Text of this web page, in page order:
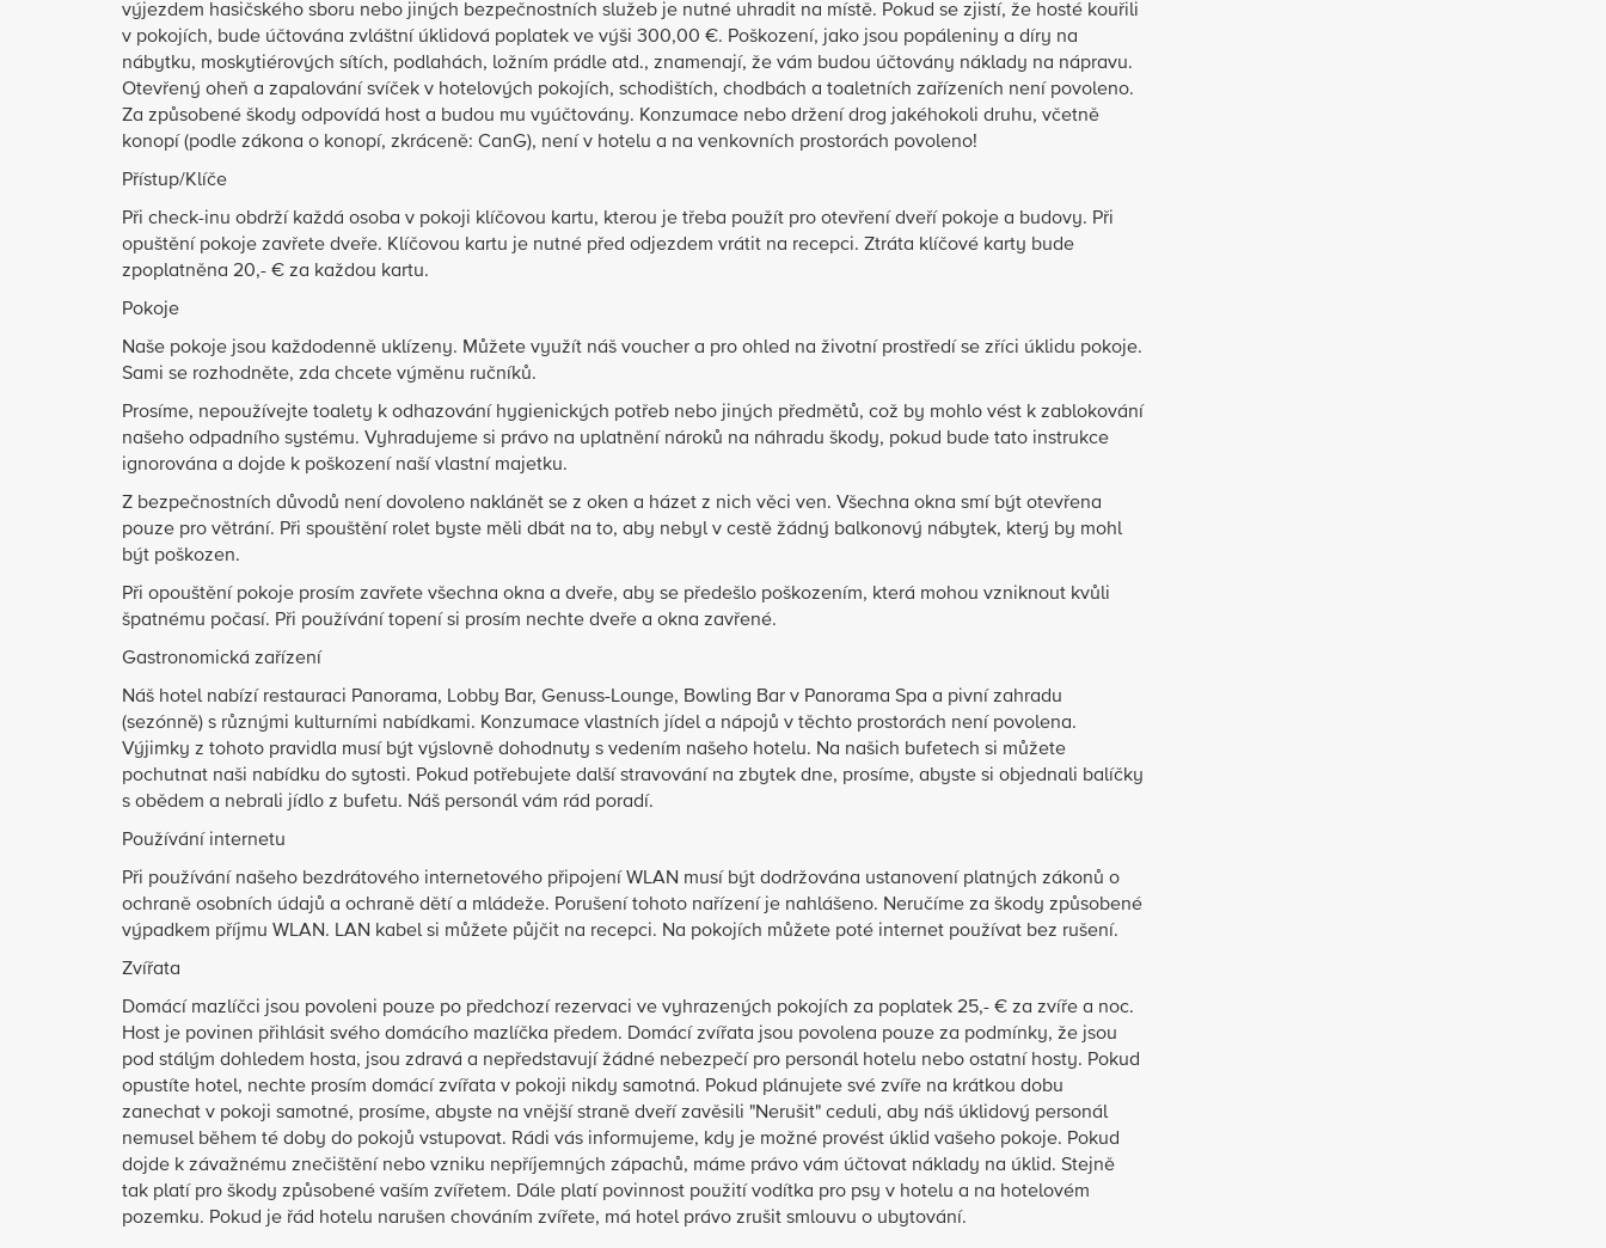
výjezdem hasičského sboru nebo jiných bezpečnostních služeb je nutné uhradit na místě. Pokud se zjistí, že hosté kouřili
v pokojích, bude účtována zvláštní úklidová poplatek ve výši 300,00 €. Poškození, jako jsou popáleniny a díry na
nábytku, moskytiérových sítích, podlahách, ložním prádle atd., znamenají, že vám budou účtovány náklady na nápravu.
Otevřený oheň a zapalování svíček v hotelových pokojích, schodištích, chodbách a toaletních zařízeních není povoleno.
Za způsobené škody odpovídá host a budou mu vyúčtovány. Konzumace nebo držení drog jakéhokoli druhu, včetně
konopí (podle zákona o konopí, zkráceně: CanG), není v hotelu a na venkovních prostorách povoleno!
Přístup/Klíče
Při check-inu obdrží každá osoba v pokoji klíčovou kartu, kterou je třeba použít pro otevření dveří pokoje a budovy. Při
opuštění pokoje zavřete dveře. Klíčovou kartu je nutné před odjezdem vrátit na recepci. Ztráta klíčové karty bude
zpoplatněna 20,- € za každou kartu.
Pokoje
Naše pokoje jsou každodenně uklízeny. Můžete využít náš voucher a pro ohled na životní prostředí se zříci úklidu pokoje.
Sami se rozhodněte, zda chcete výměnu ručníků.
Prosíme, nepoužívejte toalety k odhazování hygienických potřeb nebo jiných předmětů, což by mohlo vést k zablokování
našeho odpadního systému. Vyhradujeme si právo na uplatnění nároků na náhradu škody, pokud bude tato instrukce
ignorována a dojde k poškození naší vlastní majetku.
Z bezpečnostních důvodů není dovoleno naklánět se z oken a házet z nich věci ven. Všechna okna smí být otevřena
pouze pro větrání. Při spouštění rolet byste měli dbát na to, aby nebyl v cestě žádný balkonový nábytek, který by mohl
být poškozen.
Při opouštění pokoje prosím zavřete všechna okna a dveře, aby se předešlo poškozením, která mohou vzniknout kvůli
špatnému počasí. Při používání topení si prosím nechte dveře a okna zavřené.
Gastronomická zařízení
Náš hotel nabízí restauraci Panorama, Lobby Bar, Genuss-Lounge, Bowling Bar v Panorama Spa a pivní zahradu
(sezónně) s různými kulturními nabídkami. Konzumace vlastních jídel a nápojů v těchto prostorách není povolena.
Výjimky z tohoto pravidla musí být výslovně dohodnuty s vedením našeho hotelu. Na našich bufetech si můžete
pochutnat naši nabídku do sytosti. Pokud potřebujete další stravování na zbytek dne, prosíme, abyste si objednali balíčky
s obědem a nebrali jídlo z bufetu. Náš personál vám rád poradí.
Používání internetu
Při používání našeho bezdrátového internetového připojení WLAN musí být dodržována ustanovení platných zákonů o
ochraně osobních údajů a ochraně dětí a mládeže. Porušení tohoto nařízení je nahlášeno. Neručíme za škody způsobené
výpadkem příjmu WLAN. LAN kabel si můžete půjčit na recepci. Na pokojích můžete poté internet používat bez rušení.
Zvířata
Domácí mazlíčci jsou povoleni pouze po předchozí rezervaci ve vyhrazených pokojích za poplatek 25,- € za zvíře a noc.
Host je povinen přihlásit svého domácího mazlíčka předem. Domácí zvířata jsou povolena pouze za podmínky, že jsou
pod stálým dohledem hosta, jsou zdravá a nepředstavují žádné nebezpečí pro personál hotelu nebo ostatní hosty. Pokud
opustíte hotel, nechte prosím domácí zvířata v pokoji nikdy samotná. Pokud plánujete své zvíře na krátkou dobu
zanechat v pokoji samotné, prosíme, abyste na vnější straně dveří zavěsili "Nerušit" ceduli, aby náš úklidový personál
nemusel během té doby do pokojů vstupovat. Rádi vás informujeme, kdy je možné provést úklid vašeho pokoje. Pokud
dojde k závažnému znečištění nebo vzniku nepříjemných zápachů, máme právo vám účtovat náklady na úklid. Stejně
tak platí pro škody způsobené vaším zvířetem. Dále platí povinnost použití vodítka pro psy v hotelu a na hotelovém
pozemku. Pokud je řád hotelu narušen chováním zvířete, má hotel právo zrušit smlouvu o ubytování.